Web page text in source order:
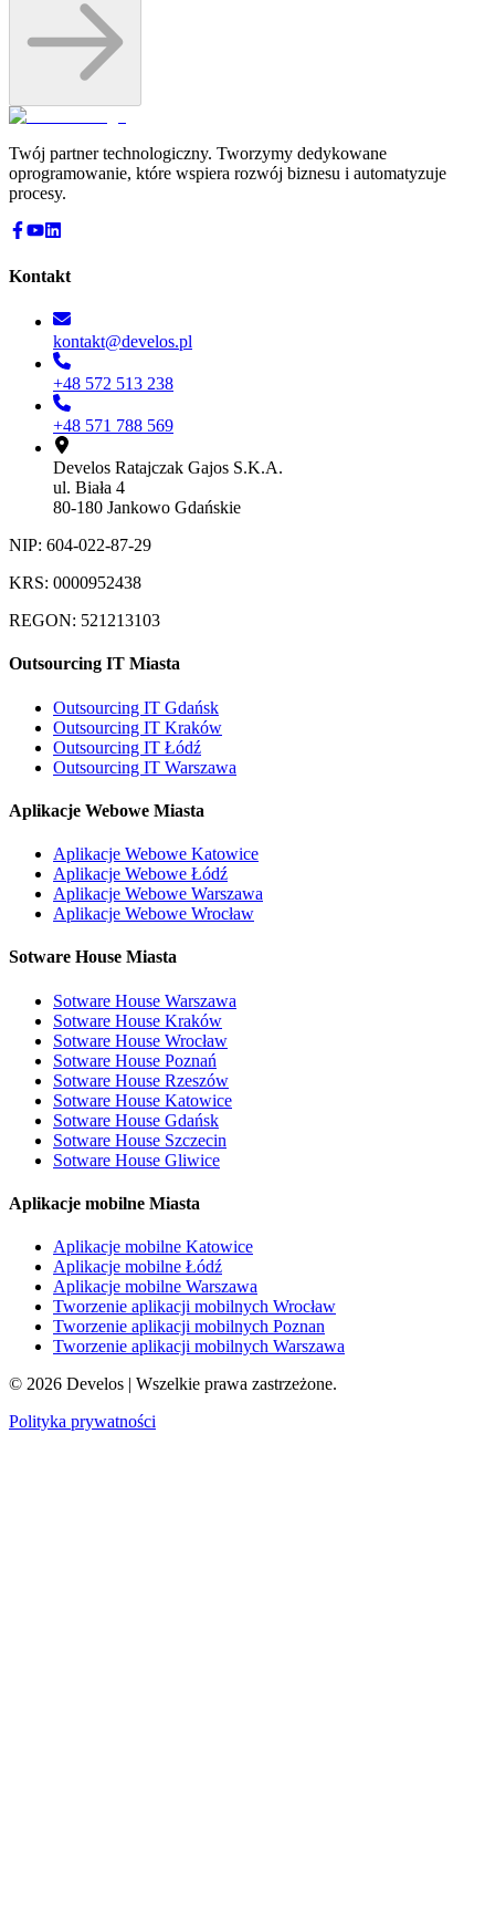
Twój partner technologiczny. Tworzymy dedykowane
oprogramowanie, które wspiera rozwój biznesu i automatyzuje
procesy.
Kontakt
kontakt@develos.pl
+48 572 513 238
+48 571 788 569
Develos Ratajczak Gajos S.K.A.
ul. Biała 4
80-180 Jankowo Gdańskie
NIP: 604-022-87-29
KRS: 0000952438
REGON: 521213103
Outsourcing IT Miasta
Outsourcing IT Gdańsk
Outsourcing IT Kraków
Outsourcing IT Łódź
Outsourcing IT Warszawa
Aplikacje Webowe Miasta
Aplikacje Webowe Katowice
Aplikacje Webowe Łódź
Aplikacje Webowe Warszawa
Aplikacje Webowe Wrocław
Sotware House Miasta
Sotware House Warszawa
Sotware House Kraków
Sotware House Wrocław
Sotware House Poznań
Sotware House Rzeszów
Sotware House Katowice
Sotware House Gdańsk
Sotware House Szczecin
Sotware House Gliwice
Aplikacje mobilne Miasta
Aplikacje mobilne Katowice
Aplikacje mobilne Łódź
Aplikacje mobilne Warszawa
Tworzenie aplikacji mobilnych Wrocław
Tworzenie aplikacji mobilnych Poznan
Tworzenie aplikacji mobilnych Warszawa
© 2026 Develos | Wszelkie prawa zastrzeżone.
Polityka prywatności